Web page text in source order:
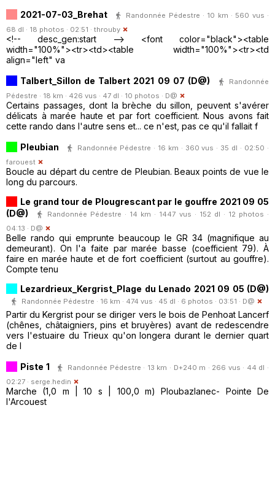
2021-07-03_Brehat
Randonnée Pédestre · 10 km · 560 vus ·
68 dl · 18 photos · 02:51 · throuby
<!-- desc_gen:start --> <font color="black"><table
width="100%"><tr><td><table width="100%"><tr><td
align="left" va
Talbert_Sillon de Talbert 2021 09 07 (D@)
Randonnée
Pédestre · 18 km · 426 vus · 47 dl · 10 photos · D@
Certains passages, dont la brèche du sillon, peuvent s'avérer
délicats à marée haute et par fort coefficient. Nous avons fait
cette rando dans l'autre sens et... ce n'est, pas ce qu'il fallait f
Pleubian
Randonnée Pédestre · 16 km · 360 vus · 35 dl · 02:50 ·
farouest
Boucle au départ du centre de Pleubian. Beaux points de vue le
long du parcours.
Le grand tour de Plougrescant par le gouffre 2021 09 05
(D@)
Randonnée Pédestre · 14 km · 1447 vus · 152 dl · 12 photos ·
04:13 · D@
Belle rando qui emprunte beaucoup le GR 34 (magnifique au
demeurant). On l'a faite par marée basse (coefficient 79). À
faire en marée haute et de fort coefficient (surtout au gouffre).
Compte tenu
Lezardrieux_Kergrist_Plage du Lenado 2021 09 05 (D@)
Randonnée Pédestre · 16 km · 474 vus · 45 dl · 6 photos · 03:51 · D@
Partir du Kergrist pour se diriger vers le bois de Penhoat Lancerf
(chênes, châtaigniers, pins et bruyères) avant de redescendre
vers l'estuaire du Trieux qu'on longera durant le dernier quart
de l
Piste 1
Randonnée Pédestre · 13 km · D+240 m · 266 vus · 44 dl ·
02:27 · serge.hedin
Marche (1,0 m | 10 s | 100,0 m) Ploubazlanec- Pointe De
l'Arcouest